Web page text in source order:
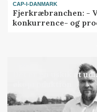
CAP-I-DANMARK
Fjerkræbranchen: -
konkurrence- og
Det er en uskik at